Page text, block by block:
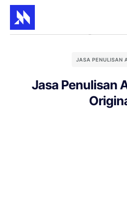
JASA PENULISAN
Jasa Penulisan